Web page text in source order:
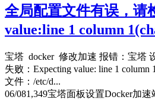
全局配置文件有误，请
value:line 1 column
宝塔 docker 修改加速 报错：宝塔
失败：Expecting value: line 1
文件：/etc/d...
06/081,349宝塔面板设置Docker加